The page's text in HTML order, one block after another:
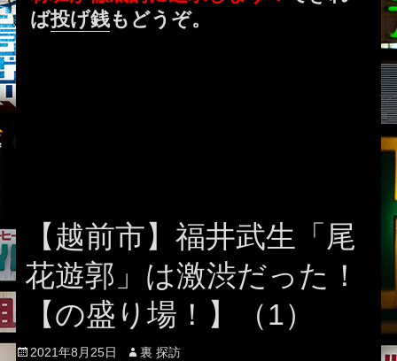
ば投げ銭もどうぞ。
【越前市】福井武生「尾
花遊郭」は激渋だった！
【の盛り場！】（1）
Posted
2021年8月25日 Author
裏 探訪